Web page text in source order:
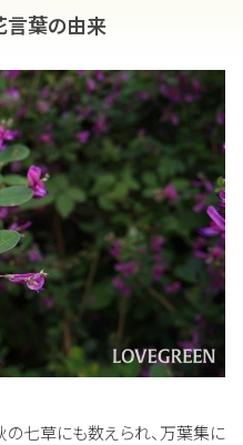
言葉の由来
の七草にも数えられ、万葉集に